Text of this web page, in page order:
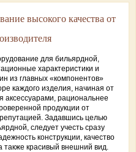
высокого качества от
для бильярдной,
характеристики и
из главных «компонентов»
каждого изделия, начиная от
аксессуарами, рациональнее
продукции от
Задавшись целью
следует учесть сразу
конструкции, качество
также красивый внешний вид.